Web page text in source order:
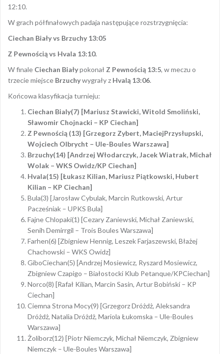
12:10.
W grach półfinałowych padaja następujące rozstrzygnięcia:
Ciechan Biały vs Brzuchy 13:05
Z Pewnością vs Hvala 13:10.
W finale Ciechan Białypokonał Z Pewnością 13:5, w meczu o
trzecie miejsce Brzuchywygrały z Hvalą 13:06.
Końcowa klasyfikacja turnieju:
Ciechan Bialy(7) [Mariusz Stawicki, Witold Smoliński,
Sławomir Chojnacki – KP Ciechan]
Z Pewnością (13) [Grzegorz Zybert, MaciejPrzysłupski,
Wojciech Olbrycht – Ule-Boules Warszawa]
Brzuchy(14) [Andrzej Włodarczyk, Jacek Wiatrak, Michał
Wolak – WKS Owidz/KP Ciechan]
Hvala(15) [Łukasz Kilian, Mariusz Piątkowski, Hubert
Kilian – KP Ciechan]
Bula(3) [Jarosław Cybulak, Marcin Rutkowski, Artur
Pacześniak – UPKS Bula]
Fajne Chlopaki(1) [Cezary Zaniewski, Michał Zaniewski,
Senih Demirrgil – Trois Boules Warszawa]
Farhen(6) [Zbigniew Hennig, Leszek Farjaszewski, Błażej
Chachowski – WKS Owidz]
GiboCiechan(5) [Andrzej Mosiewicz, Ryszard Mosiewicz,
Zbigniew Czapigo – Białostocki Klub Petanque/KPCiechan]
Norco(8) [Rafał Kilian, Marcin Sasin, Artur Bobiński – KP
Ciechan]
Ciemna Strona Mocy(9) [Grzegorz Dróżdż, Aleksandra
Dróżdż, Natalia Dróżdż, Mariola Łukomska – Ule-Boules
Warszawa]
Żoliborz(12) [Piotr Niemczyk, Michał Niemczyk, Zbigniew
Niemczyk – Ule-Boules Warszawa]